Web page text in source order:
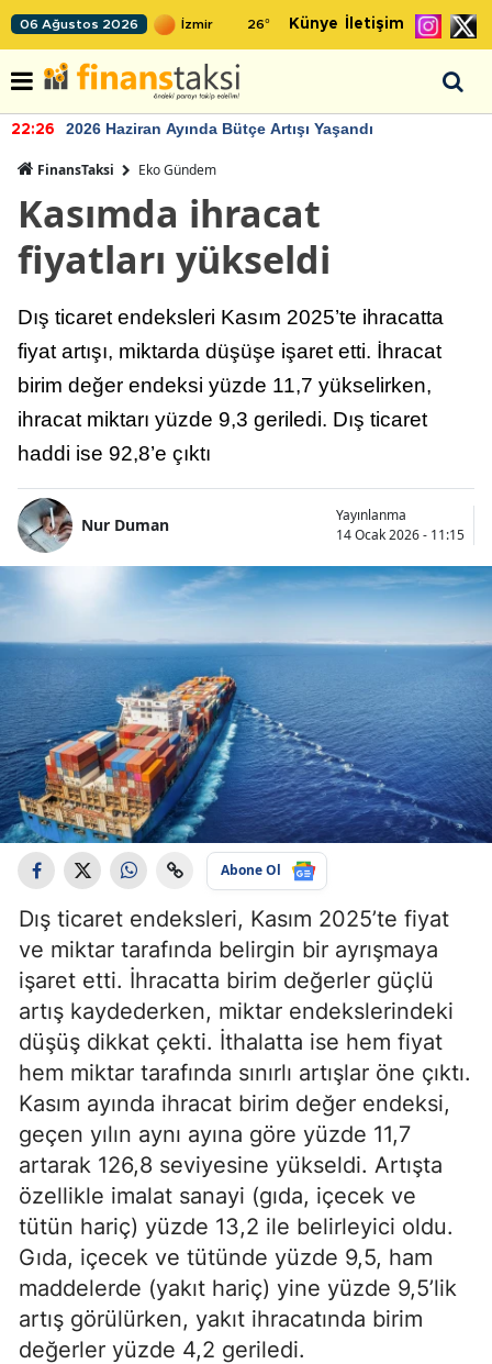
06 Ağustos 2026 26° Künye İletişim
22:26 2026 Haziran Ayında Bütçe Artışı Yaşandı
FinansTaksi Eko Gündem
Kasımda ihracat
fiyatları yükseldi
Dış ticaret endeksleri Kasım 2025’te ihracatta
fiyat artışı, miktarda düşüşe işaret etti. İhracat
birim değer endeksi yüzde 11,7 yükselirken,
ihracat miktarı yüzde 9,3 geriledi. Dış ticaret
haddi ise 92,8’e çıktı
Nur Duman
Yayınlanma
14 Ocak 2026 - 11:15
Abone Ol
Dış ticaret endeksleri, Kasım 2025’te fiyat
ve miktar tarafında belirgin bir ayrışmaya
işaret etti. İhracatta birim değerler güçlü
artış kaydederken, miktar endekslerindeki
düşüş dikkat çekti. İthalatta ise hem fiyat
hem miktar tarafında sınırlı artışlar öne çıktı.
Kasım ayında ihracat birim değer endeksi,
geçen yılın aynı ayına göre yüzde 11,7
artarak 126,8 seviyesine yükseldi. Artışta
özellikle imalat sanayi (gıda, içecek ve
tütün hariç) yüzde 13,2 ile belirleyici oldu.
Gıda, içecek ve tütünde yüzde 9,5, ham
maddelerde (yakıt hariç) yine yüzde 9,5’lik
artış görülürken, yakıt ihracatında birim
değerler yüzde 4,2 geriledi.